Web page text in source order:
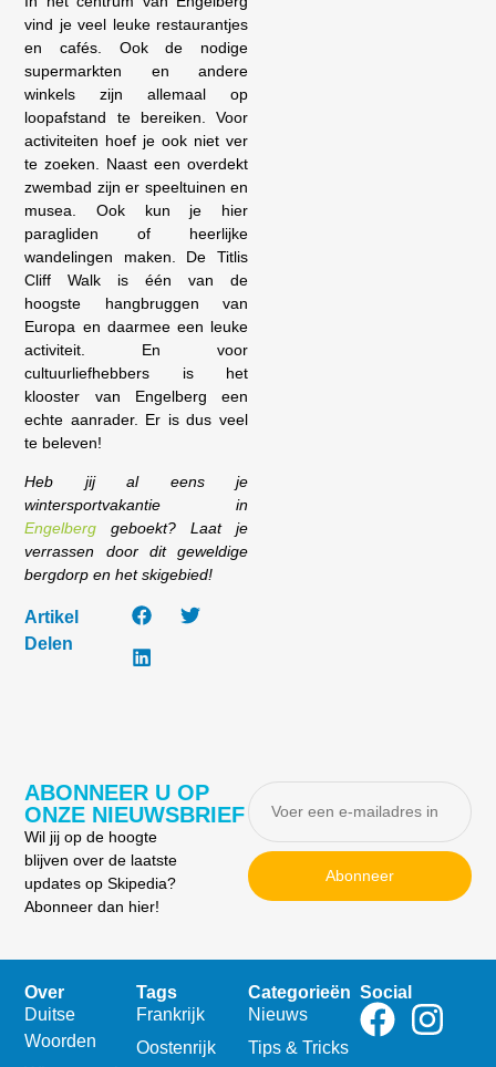
vind je veel leuke restaurantjes
en cafés. Ook de nodige
supermarkten en andere
winkels zijn allemaal op
loopafstand te bereiken. Voor
activiteiten hoef je ook niet ver
te zoeken. Naast een overdekt
zwembad zijn er speeltuinen en
musea. Ook kun je hier
paragliden of heerlijke
wandelingen maken. De Titlis
Cliff Walk is één van de
hoogste hangbruggen van
Europa en daarmee een leuke
activiteit. En voor
cultuurliefhebbers is het
klooster van Engelberg een
echte aanrader. Er is dus veel
te beleven!
Heb jij al eens je
wintersportvakantie in
Engelberg geboekt? Laat je
verrassen door dit geweldige
bergdorp en het skigebied!
Artikel
Delen
ABONNEER U OP
ONZE NIEUWSBRIEF
Wil jij op de hoogte
blijven over de laatste
updates op Skipedia?
Abonneer dan hier!
Abonneer
Over
Duitse
Woorden
Tags
Frankrijk
Oostenrijk
Categorieën
Nieuws
Tips & Tricks
Social